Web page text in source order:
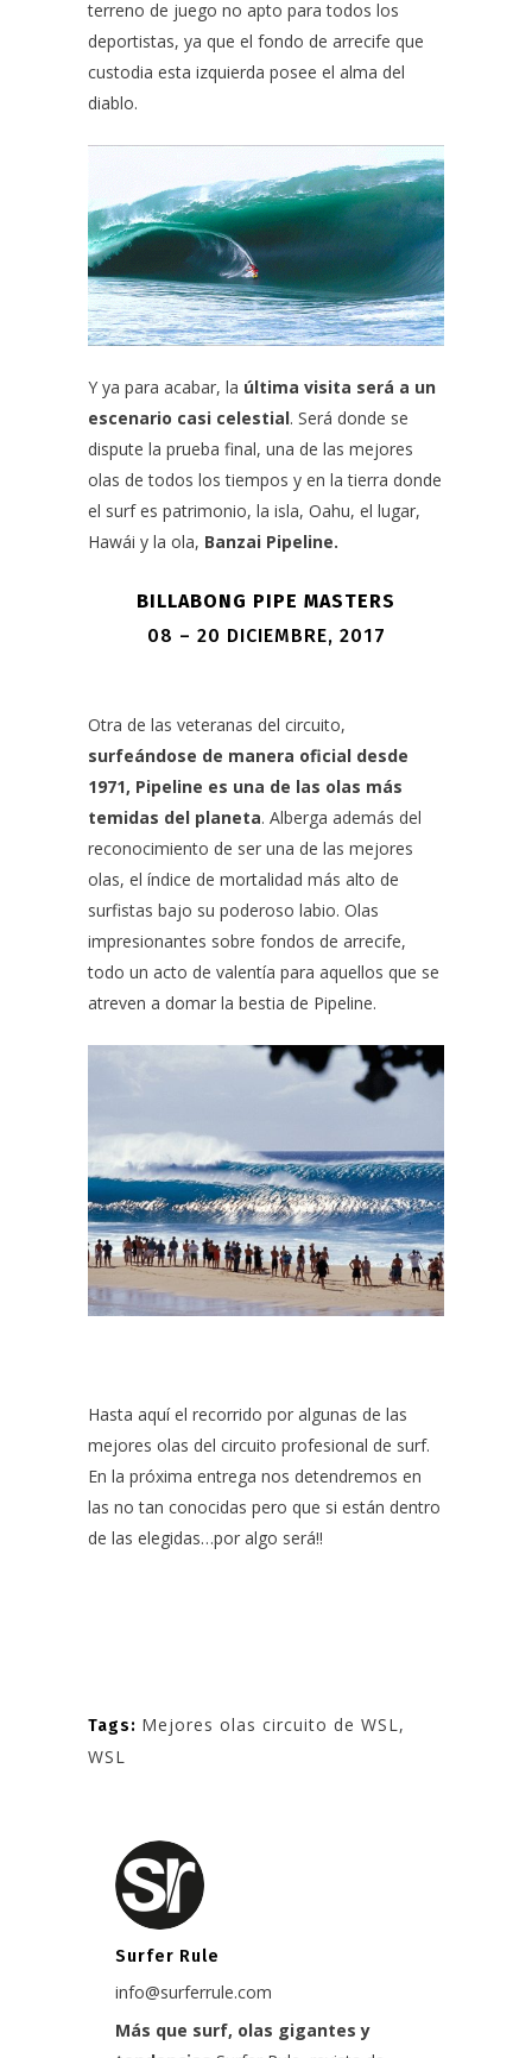
terreno de juego no apto para todos los
deportistas, ya que el fondo de arrecife que
custodia esta izquierda posee el alma del
diablo.
Y ya para acabar, la última visita será a un
escenario casi celestial. Será donde se
dispute la prueba final, una de las mejores
olas de todos los tiempos y en la tierra donde
el surf es patrimonio, la isla, Oahu, el lugar,
Hawái y la ola, Banzai Pipeline.
BILLABONG PIPE MASTERS
08 – 20 DICIEMBRE, 2017
Otra de las veteranas del circuito,
surfeándose de manera oficial desde
1971, Pipeline es una de las olas más
temidas del planeta. Alberga además del
reconocimiento de ser una de las mejores
olas, el índice de mortalidad más alto de
surfistas bajo su poderoso labio. Olas
impresionantes sobre fondos de arrecife,
todo un acto de valentía para aquellos que se
atreven a domar la bestia de Pipeline.
Hasta aquí el recorrido por algunas de las
mejores olas del circuito profesional de surf.
En la próxima entrega nos detendremos en
las no tan conocidas pero que si están dentro
de las elegidas…por algo será!!
Tags: Mejores olas circuito de WSL ,
WSL
Surfer Rule
info@surferrule.com
Más que surf, olas gigantes y